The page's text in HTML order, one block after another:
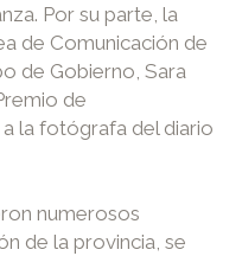
Por su parte, la
de Comunicación de
de Gobierno, Sara
de
la fotógrafa del diario
numerosos
de la provincia, se